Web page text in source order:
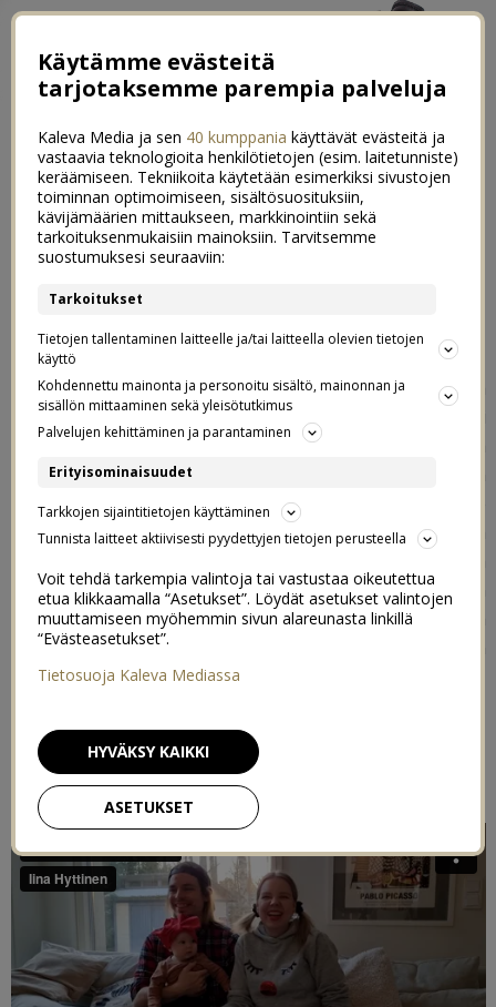
Luukku 24: Jouluterkut 2021
Ihanaa jouluaattoa tyypit!
On tullut kalenterin viimeisen luukun aika. Tässä
luukussa on meidän perinteiset jouluterveiset, eli
jutellaan vähän kuluneesta vuodesta, joulufiiliksistä ja
muuten vaan höpötellään. Tämän viimeisen luukun
myötä jään hetkeksi joululomalle. Mitään päiviä en ole
lyönyt lukkoon, enkä aio viettää täydellistä
postaan omassa tahdissa jos postaan. Ennen vuoden
loppua ilmestyy varmasti jotain juttua meidän joulusta ja
sitten vielä perinteinen vuosikatsaus tietysti vuoden
viimeisenä päivänä myös.
Käytämme evästeitä
tarjotaksemme parempia palveluja
Kaleva Media ja sen 40 kumppania käyttävät evästeitä ja
vastaavia teknologioita henkilötietojen (esim. laitetunniste)
keräämiseen. Tekniikoita käytetään esimerkiksi sivustojen
toiminnan optimoimiseen, sisältösuosituksiin,
kävijämäärien mittaukseen, markkinointiin sekä
tarkoituksenmukaisiin mainoksiin. Tarvitsemme
suostumuksesi seuraaviin:
Tarkoitukset
Tietojen tallentaminen laitteelle ja/tai laitteella olevien tietojen
käyttö
Kohdennettu mainonta ja personoitu sisältö, mainonnan ja
sisällön mittaaminen sekä yleisötutkimus
Palvelujen kehittäminen ja parantaminen
Erityisominaisuudet
Tarkkojen sijaintitietojen käyttäminen
Tunnista laitteet aktiivisesti pyydettyjen tietojen perusteella
Voit tehdä tarkempia valintoja tai vastustaa oikeutettua
etua klikkaamalla “Asetukset”. Löydät asetukset valintojen
muuttamiseen myöhemmin sivun alareunasta linkillä
“Evästeasetukset”.
Tietosuoja Kaleva Mediassa
ASETUKSET
HYVÄKSY KAIKKI